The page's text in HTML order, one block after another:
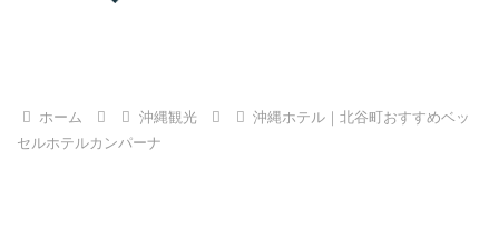
ホーム 沖縄観光
沖縄ホテル｜北谷町おすすめベッ
セルホテルカンパーナ